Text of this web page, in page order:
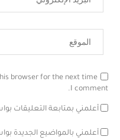
browser for the next time
I comment.
أعلمني بمتابعة التعليقات
أعلمني بالمواضيع الجديدة